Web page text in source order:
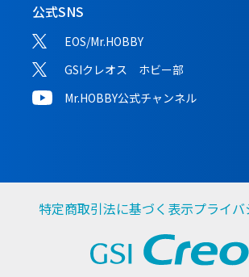
公式SNS
EOS/Mr.HOBBY
GSIクレオス ホビー部
Mr.HOBBY公式チャンネル
特定商取引法に基づく表示プライ